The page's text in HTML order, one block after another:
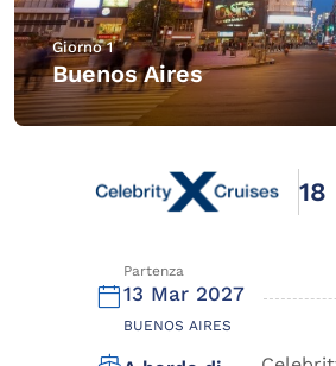
Giorno 1
Buenos Aires
18
Partenza
13 Mar 2027
BUENOS AIRES